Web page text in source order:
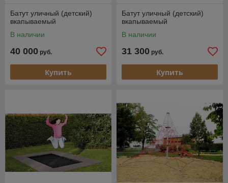
Батут уличный (детский)
вкапываемый
В наличии
40 000 руб.
Купить
Батут уличный (детский)
вкапываемый
В наличии
31 300 руб.
Купить